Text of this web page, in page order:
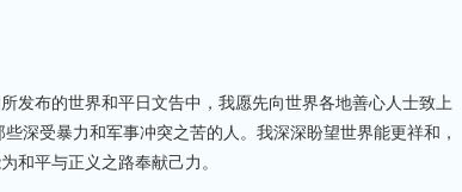
发布的世界和平日文告中，我愿先向世界各地善心人士致上
深受暴力和军事冲突之苦的人。我深深盼望世界能更祥和，
和平与正义之路奉献己力。